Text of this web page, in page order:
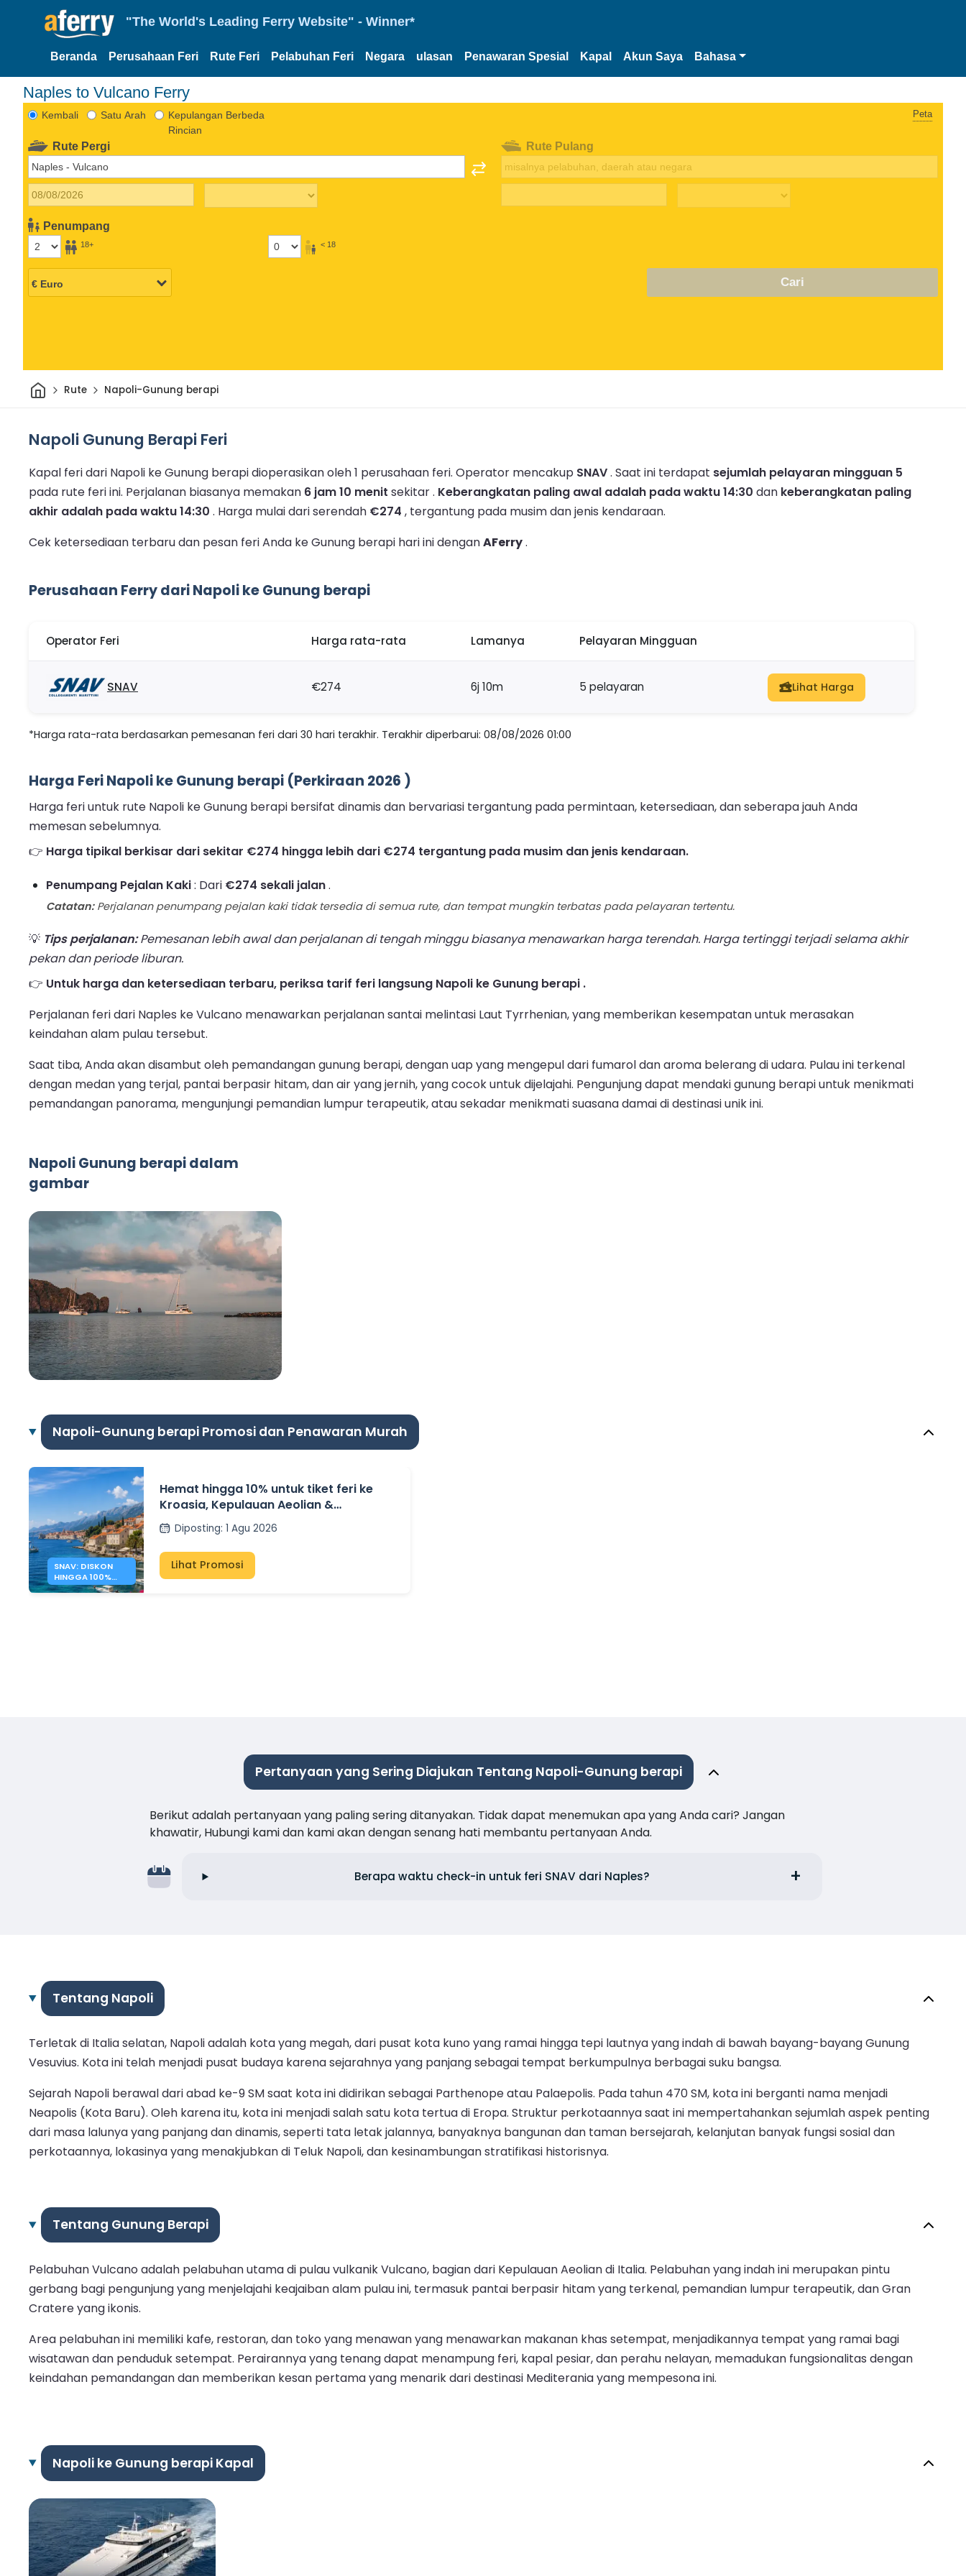
"The World's Leading Ferry Website" - Winner*
Beranda Perusahaan Feri Rute Feri Pelabuhan Feri Negara ulasan Penawaran Spesial Kapal Akun Saya Bahasa
Naples to Vulcano Ferry
Kembali Satu Arah
Kepulangan Berbeda
Rincian
Peta
Rute Pergi
Penumpang
18+ < 18
Rute Pulang
Cari
Rumah
Rute Napoli-Gunung berapi
Napoli Gunung Berapi Feri
Kapal feri dari Napoli ke Gunung berapi dioperasikan oleh 1 perusahaan feri. Operator mencakup SNAV. Saat ini terdapat sejumlah pelayaran mingguan 5
pada rute feri ini. Perjalanan biasanya memakan 6 jam 10 menit sekitar . Keberangkatan paling awal adalah pada waktu 14:30 dan keberangkatan paling
akhir adalah pada waktu 14:30 . Harga mulai dari serendah €274 , tergantung pada musim dan jenis kendaraan.
Cek ketersediaan terbaru dan pesan feri Anda ke Gunung berapi hari ini denganAFerry.
Perusahaan Ferry dari Napoli ke Gunung berapi
Operator Feri Harga rata-rata Lamanya Pelayaran Mingguan
SNAV €274 6j 10m 5 pelayaran Lihat Harga
*Harga rata-rata berdasarkan pemesanan feri dari 30 hari terakhir. Terakhir diperbarui: 08/08/2026 01:00
Harga Feri Napoli ke Gunung berapi (Perkiraan 2026 )
Harga feri untuk rute Napoli ke Gunung berapi bersifat dinamis dan bervariasi tergantung pada permintaan, ketersediaan, dan seberapa jauh Anda
memesan sebelumnya.
👉 Harga tipikal berkisar dari sekitar €274 hingga lebih dari €274 tergantung pada musim dan jenis kendaraan.
Penumpang Pejalan Kaki: Dari €274 sekali jalan.
Catatan:Perjalanan penumpang pejalan kaki tidak tersedia di semua rute, dan tempat mungkin terbatas pada pelayaran tertentu.
💡 Tips perjalanan:Pemesanan lebih awal dan perjalanan di tengah minggu biasanya menawarkan harga terendah. Harga tertinggi terjadi selama akhir
pekan dan periode liburan.
👉 Untuk harga dan ketersediaan terbaru, periksa tarif feri langsung Napoli ke Gunung berapi .
Perjalanan feri dari Naples ke Vulcano menawarkan perjalanan santai melintasi Laut Tyrrhenian, yang memberikan kesempatan untuk merasakan
keindahan alam pulau tersebut.
Saat tiba, Anda akan disambut oleh pemandangan gunung berapi, dengan uap yang mengepul dari fumarol dan aroma belerang di udara. Pulau ini terkenal
dengan medan yang terjal, pantai berpasir hitam, dan air yang jernih, yang cocok untuk dijelajahi. Pengunjung dapat mendaki gunung berapi untuk menikmati
pemandangan panorama, mengunjungi pemandian lumpur terapeutik, atau sekadar menikmati suasana damai di destinasi unik ini.
Napoli Gunung berapi dalam
gambar
Napoli-Gunung berapi Promosi dan Penawaran Murah
SNAV: DISKON
HINGGA 100%
UNTUK FERI KE
Hemat hingga 10% untuk tiket feri ke
Kroasia, Kepulauan Aeolian &
Kepulauan Pontine dengan SNAV.
Diposting: 1 Agu 2026
Lihat Promosi
Pertanyaan yang Sering Diajukan Tentang Napoli-Gunung berapi
Berikut adalah pertanyaan yang paling sering ditanyakan. Tidak dapat menemukan apa yang Anda cari? Jangan
khawatir, Hubungi kami dan kami akan dengan senang hati membantu pertanyaan Anda.
Berapa waktu check-in untuk feri SNAV dari Naples?
Tentang Napoli
Terletak di Italia selatan, Napoli adalah kota yang megah, dari pusat kota kuno yang ramai hingga tepi lautnya yang indah di bawah bayang-bayang Gunung
Vesuvius. Kota ini telah menjadi pusat budaya karena sejarahnya yang panjang sebagai tempat berkumpulnya berbagai suku bangsa.
Sejarah Napoli berawal dari abad ke-9 SM saat kota ini didirikan sebagai Parthenope atau Palaepolis. Pada tahun 470 SM, kota ini berganti nama menjadi
Neapolis (Kota Baru). Oleh karena itu, kota ini menjadi salah satu kota tertua di Eropa. Struktur perkotaannya saat ini mempertahankan sejumlah aspek penting
dari masa lalunya yang panjang dan dinamis, seperti tata letak jalannya, banyaknya bangunan dan taman bersejarah, kelanjutan banyak fungsi sosial dan
perkotaannya, lokasinya yang menakjubkan di Teluk Napoli, dan kesinambungan stratifikasi historisnya.
Tentang Gunung Berapi
Pelabuhan Vulcano adalah pelabuhan utama di pulau vulkanik Vulcano, bagian dari Kepulauan Aeolian di Italia. Pelabuhan yang indah ini merupakan pintu
gerbang bagi pengunjung yang menjelajahi keajaiban alam pulau ini, termasuk pantai berpasir hitam yang terkenal, pemandian lumpur terapeutik, dan Gran
Cratere yang ikonis.
Area pelabuhan ini memiliki kafe, restoran, dan toko yang menawan yang menawarkan makanan khas setempat, menjadikannya tempat yang ramai bagi
wisatawan dan penduduk setempat. Perairannya yang tenang dapat menampung feri, kapal pesiar, dan perahu nelayan, memadukan fungsionalitas dengan
keindahan pemandangan dan memberikan kesan pertama yang menarik dari destinasi Mediterania yang mempesona ini.
Napoli ke Gunung berapi Kapal